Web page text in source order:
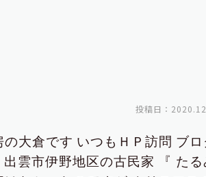
投稿日：
の大倉です いつもＨＰ訪問 ブ
出雲市伊野地区の古民家
『 た